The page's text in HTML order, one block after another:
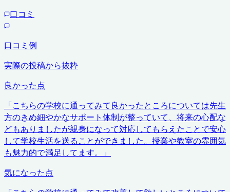
口コミ
口コミ例
実際の投稿から抜粋
良かった点
「こちらの学校に通ってみて良かったところについては先生
方のきめ細やかなサポート体制が整っていて、将来の心配な
どもありましたが親身になって対応してもらえたことで安心
して学校生活を送ることができました。授業や教室の雰囲気
も魅力的で満足してます。
」
気になった点